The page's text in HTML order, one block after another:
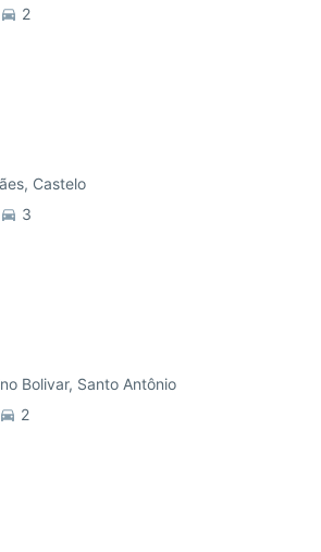
2
Castelo
3
Bolivar, Santo Antônio
2